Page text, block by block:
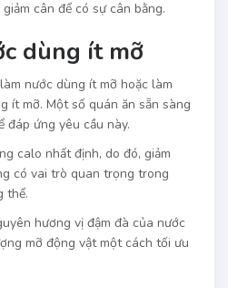
cân để có sự cân bằng.
dùng ít mỡ
nước dùng ít mỡ hoặc làm
ít mỡ. Một số quán ăn sẵn sàng
đáp ứng yêu cầu này.
calo nhất định, do đó, giảm
có vai trò quan trọng trong
thể.
hương vị đậm đà của nước
mỡ động vật một cách tối ưu